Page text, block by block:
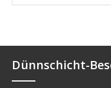
Dünnschicht-